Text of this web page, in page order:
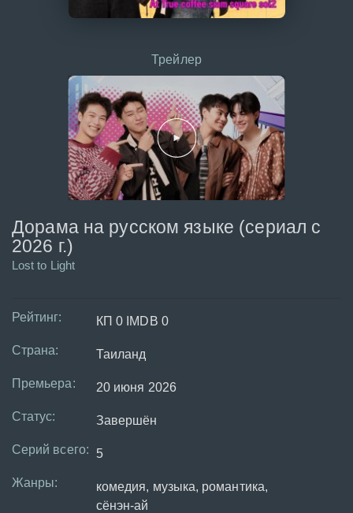
Дорама на русском языке (сериал с
2026 г.)
Lost to Light
Рейтинг: КП 0 IMDB 0
Страна: Таиланд
Премьера: 20 июня 2026
Статус: Завершён
Серий всего: 5
Жанры:
комедия, музыка, романтика,
сёнэн-ай
Трейлер